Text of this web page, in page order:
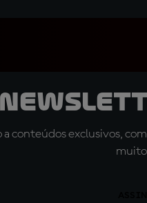
conteúdos exclusivos,
muito